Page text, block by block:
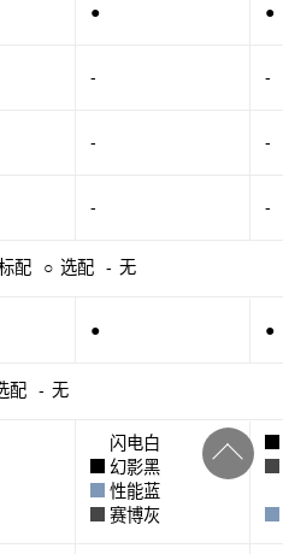
配 ○ 选配 - 无
配 - 无
● ●
- -
- -
- -
● ●
闪电白
幻影黑
性能蓝
赛博灰